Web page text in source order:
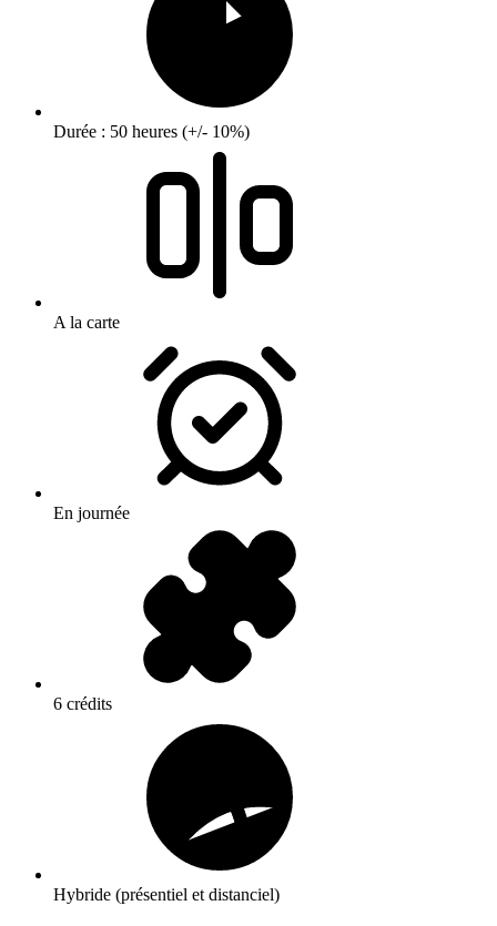
Durée : 50 heures (+/- 10%)
A la carte
En journée
6 crédits
Hybride (présentiel et distanciel)